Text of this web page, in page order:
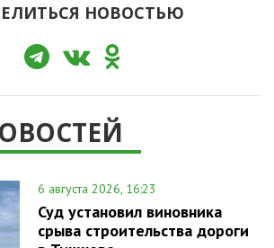
НОВОСТЬЮ
6 августа 2026, 16:23
Суд установил виновника
срыва строительства дороги